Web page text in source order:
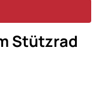
Stützrad